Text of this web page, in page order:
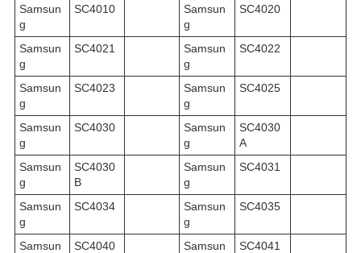
Samsun
g
SC4010
Samsun
g
SC4020
Samsun
g
SC4021
Samsun
g
SC4022
Samsun
g
SC4023
Samsun
g
SC4025
Samsun
g
SC4030
Samsun
g
SC4030
A
Samsun
g
SC4030
B
Samsun
g
SC4031
Samsun
g
SC4034
Samsun
g
SC4035
Samsun
SC4040
Samsun
SC4041